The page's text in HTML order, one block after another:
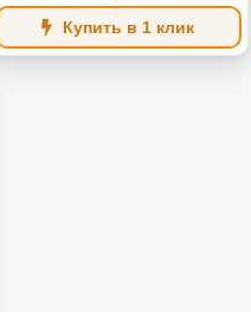
Купить в 1 клик